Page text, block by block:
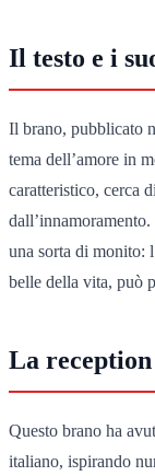
Il testo e i
Il brano, pubblicato
tema dell’amore in
caratteristico, cerca
una sorta di monito:
belle della vita, può
La
Questo brano ha
italiano, ispirando